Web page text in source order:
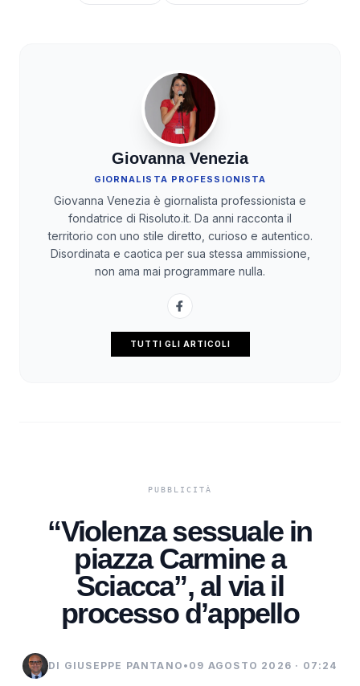
Giovanna Venezia
GIORNALISTA PROFESSIONISTA
Giovanna Venezia è giornalista professionista e
fondatrice di Risoluto.it. Da anni racconta il
territorio con uno stile diretto, curioso e autentico.
Disordinata e caotica per sua stessa ammissione,
non ama mai programmare nulla.
TUTTI GLI ARTICOLI
“Violenza sessuale in
piazza Carmine a
Sciacca”, al via il
processo d’appello
DI GIUSEPPE PANTANO • 09 AGOSTO 2026 · 07:24